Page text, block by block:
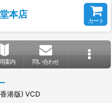
本店
カート
案内 問い合わせ
港版) VCD